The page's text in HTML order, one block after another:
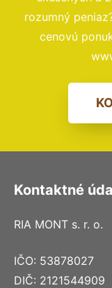
rozumný
cenovú
Kontaktné
RIA MONT s. r. o.
IČO: 53878027
DIČ: 2121544909